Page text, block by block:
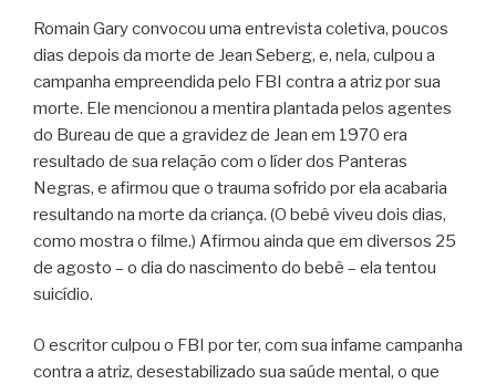
Romain Gary convocou uma entrevista coletiva, poucos
dias depois da morte de Jean Seberg, e, nela, culpou a
campanha empreendida pelo FBI contra a atriz por sua
morte. Ele mencionou a mentira plantada pelos agentes
do Bureau de que a gravidez de Jean em 1970 era
resultado de sua relação com o líder dos Panteras
Negras, e afirmou que o trauma sofrido por ela acabaria
resultando na morte da criança. (O bebê viveu dois dias,
como mostra o filme.) Afirmou ainda que em diversos 25
de agosto – o dia do nascimento do bebê – ela tentou
suicídio.
O escritor culpou o FBI por ter, com sua infame campanha
contra a atriz, desestabilizado sua saúde mental, o que